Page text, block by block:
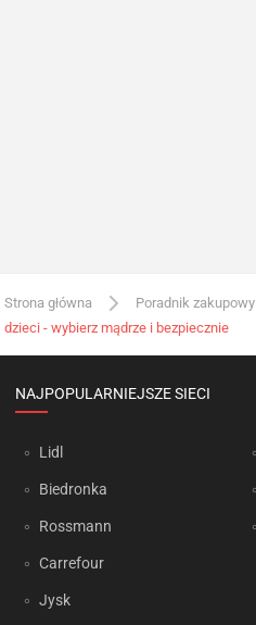
Strona główna Poradnik zakupowy
dzieci - wybierz mądrze i bezpiecznie
NAJPOPULARNIEJSZE SIECI
Lidl
Biedronka
Rossmann
Carrefour
Jysk